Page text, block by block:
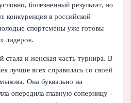
болезненный результат, но
конкуренция в российской
спортсмены уже готовы
лидеров.
и женская часть турнира. В
лучше всех справилась со своей
Она буквально на
опередила главную соперницу -